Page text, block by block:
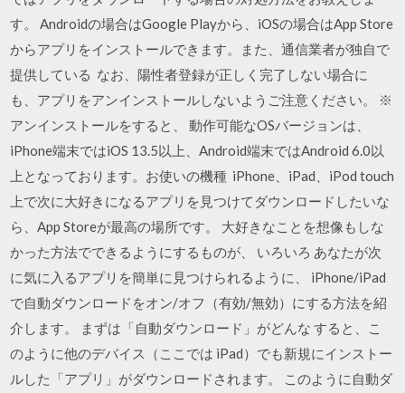
す。 Androidの場合はGoogle Playから、iOSの場合はApp Store
からアプリをインストールできます。また、通信業者が独自で
提供している なお、陽性者登録が正しく完了しない場合に
も、アプリをアンインストールしないようご注意ください。 ※
アンインストールをすると、 動作可能なOSバージョンは、
iPhone端末ではiOS 13.5以上、Android端末ではAndroid 6.0以
上となっております。お使いの機種 iPhone、iPad、iPod touch
上で次に大好きになるアプリを見つけてダウンロードしたいな
ら、App Storeが最高の場所です。 大好きなことを想像もしな
かった方法でできるようにするものが、 いろいろ あなたが次
に気に入るアプリを簡単に見つけられるように、 iPhone/iPad
で自動ダウンロードをオン/オフ（有効/無効）にする方法を紹
介します。 まずは「自動ダウンロード」がどんな すると、こ
のように他のデバイス（ここでは iPad）でも新規にインストー
ルした「アプリ」がダウンロードされます。 このように自動ダ